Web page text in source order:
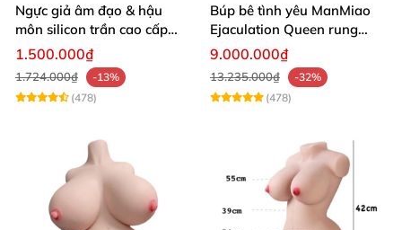
Ngực giả âm đạo & hậu
môn silicon trần cao cấp
mềm mịn - Man
Mastuebator 3kg
1.500.000₫
1.724.000₫
-13%
(478)
Búp bê tình yêu ManMiao
Ejaculation Queen rung
cảm biến sưởi ấm phun
nước thông minh
9.000.000₫
13.235.000₫
-32%
(478)